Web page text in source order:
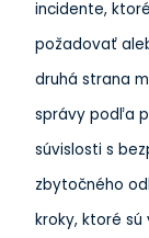
incidente,
požadovať
druhá strana
správy podľa
súvislosti s
zbytočného
kroky, ktoré